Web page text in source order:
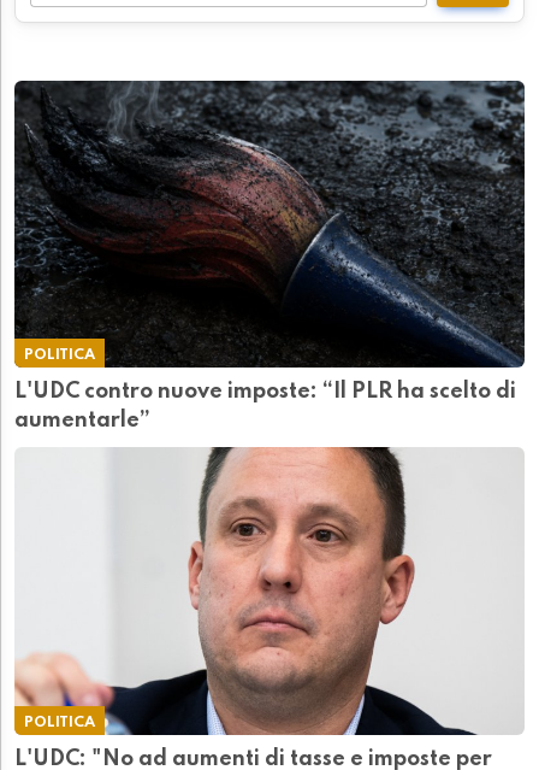
POLITICA
L'UDC contro nuove imposte: “Il PLR ha scelto di
aumentarle”
POLITICA
L'UDC: "No ad aumenti di tasse e imposte per